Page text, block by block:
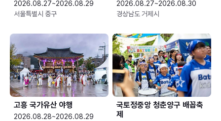
2026.08.27~2026.08.29
서울특별시 중구
2026.08.27~2026.08.30
경상남도 거제시
고흥 국가유산 야행
2026.08.28~2026.08.29
국토정중앙 청춘양구 배꼽축
제